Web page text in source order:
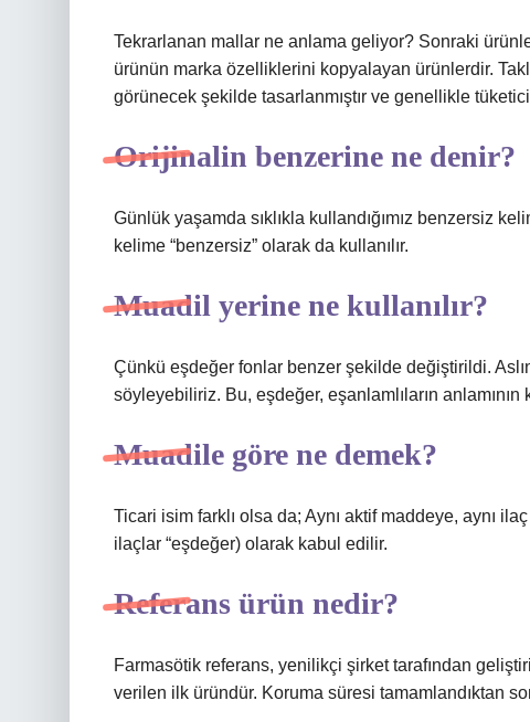
Tekrarlanan mallar ne anlama geliyor? Sonraki
ürünün marka özelliklerini kopyalayan ürünlerdir.
görünecek şekilde tasarlanmıştır ve genellikle
Orijinalin benzerine ne denir?
Günlük yaşamda sıklıkla kullandığımız benzersiz
kelime “benzersiz” olarak da kullanılır.
Muadil yerine ne kullanılır?
Çünkü eşdeğer fonlar benzer şekilde değiştirildi.
söyleyebiliriz. Bu, eşdeğer, eşanlamlıların
Muadile göre ne demek?
Ticari isim farklı olsa da; Aynı aktif maddeye, aynı
ilaçlar “eşdeğer) olarak kabul edilir.
Referans ürün nedir?
Farmasötik referans, yenilikçi şirket tarafından
verilen ilk üründür. Koruma süresi tamamlandıktan